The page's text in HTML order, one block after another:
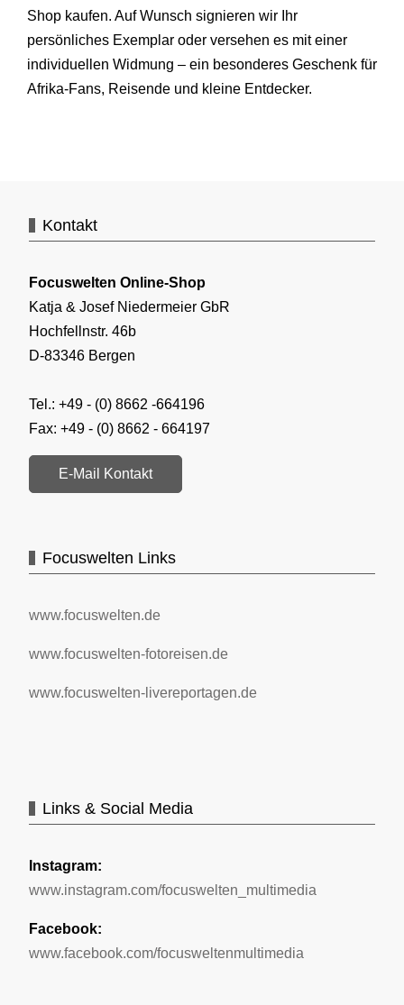
Shop kaufen. Auf Wunsch signieren wir Ihr
persönliches Exemplar oder versehen es mit einer
individuellen Widmung – ein besonderes Geschenk für
Afrika-Fans, Reisende und kleine Entdecker.
Kontakt
Focuswelten Online-Shop
Katja & Josef Niedermeier GbR
Hochfellnstr. 46b
D-83346 Bergen
Tel.: +49 - (0) 8662 -664196
Fax: +49 - (0) 8662 - 664197
E-Mail Kontakt
Focuswelten Links
www.focuswelten.de
www.focuswelten-fotoreisen.de
www.focuswelten-livereportagen.de
Links & Social Media
Instagram:
www.instagram.com/focuswelten_multimedia
Facebook:
www.facebook.com/focusweltenmultimedia